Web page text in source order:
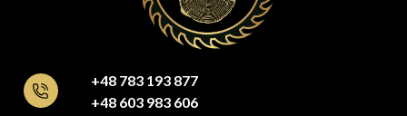
+48 783 193 877
+48 603 983 606